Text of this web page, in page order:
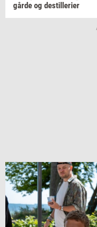
går­de og destil­le­ri­er